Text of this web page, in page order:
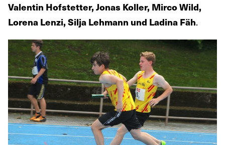
Valentin Hofstetter, Jonas Koller, Mirco Wild,
Lorena Lenzi, Silja Lehmann und Ladina Fäh.